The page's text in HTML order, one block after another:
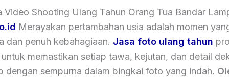
Video Shooting Ulang Tahun Orang Tua Bandar
Merayakan pertambahan usia adalah momen
dan penuh kebahagiaan. Jasa foto ulang tahun
memastikan setiap tawa, kejutan, dan detail
dengan sempurna dalam bingkai foto yang indah.